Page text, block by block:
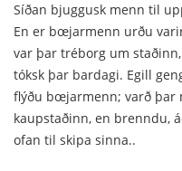
Síðan bjuggusk menn til
En er bœjarmenn urðu
var þar tréborg um
tóksk þar bardagi. Egill
flýðu bœjarmenn; varð
kaupstaðinn, en brenndu,
ofan til skipa sinna..